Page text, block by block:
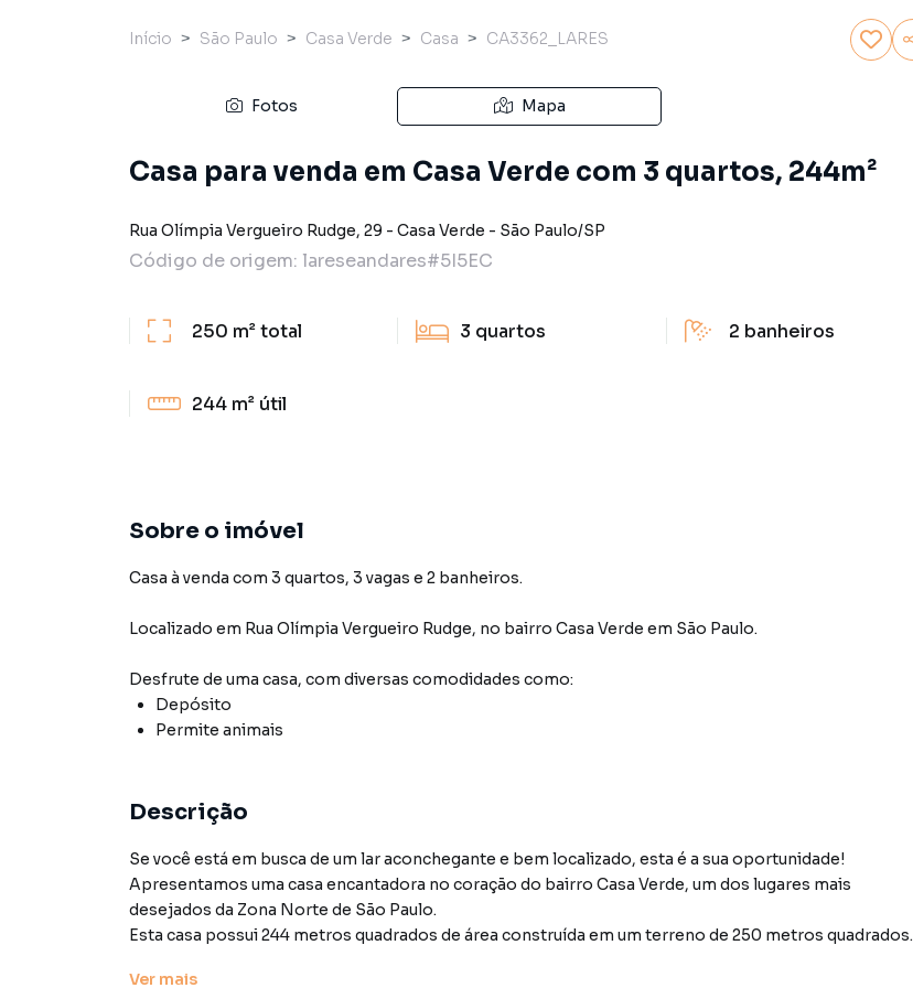
Início São Paulo Casa Verde Casa CA3362_LARES
Fotos Mapa
Casa para venda em Casa Verde com 3 quartos, 244m²
Rua Olímpia Vergueiro Rudge, 29 - Casa Verde - São Paulo/SP
Código de origem: lareseandares#5I5EC
250 m²total 3 quartos 2 banheiros
244 m² útil
Sobre o imóvel
Casa à venda com 3 quartos, 3 vagas e 2 banheiros.
Localizado em Rua Olímpia Vergueiro Rudge, no bairro Casa Verde em São Paulo.
Desfrute de uma casa, com diversas comodidades como:
Depósito
Permite animais
Descrição
Se você está em busca de um lar aconchegante e bem localizado, esta é a sua oportunidade!
Apresentamos uma casa encantadora no coração do bairro Casa Verde, um dos lugares mais
desejados da Zona Norte de São Paulo.
Esta casa possui 244 metros quadrados de área construída em um terreno de 250 metros quadrados.
Ver mais